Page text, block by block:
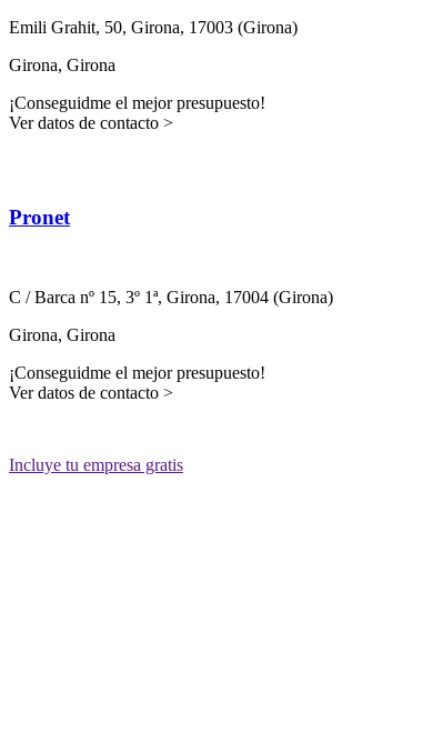
Emili Grahit, 50, Girona, 17003 (Girona)
Girona, Girona
¡Conseguidme el mejor presupuesto!
Ver datos de contacto >
Pronet
C / Barca nº 15, 3º 1ª, Girona, 17004 (Girona)
Girona, Girona
¡Conseguidme el mejor presupuesto!
Ver datos de contacto >
Incluye tu empresa gratis